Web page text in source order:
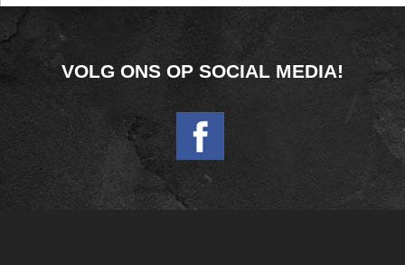
FOOTER
WIDGET
HEADER
SOCIAL
VOLG ONS OP SOCIAL MEDIA!